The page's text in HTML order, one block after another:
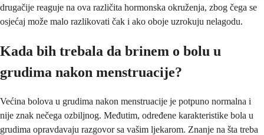
drugačije reaguje na ova različita hormonska okruženja, zbog čega se
osjećaj može malo razlikovati čak i ako oboje uzrokuju nelagodu.
Kada bih trebala da brinem o bolu u
grudima nakon menstruacije?
Većina bolova u grudima nakon menstruacije je potpuno normalna i
nije znak nečega ozbiljnog. Međutim, određene karakteristike bola u
grudima opravdavaju razgovor sa vašim ljekarom. Znanje na šta treba